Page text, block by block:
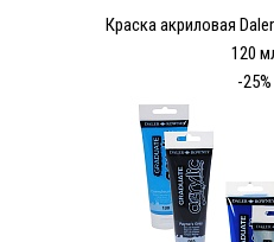
Краска акриловая
120
-25%